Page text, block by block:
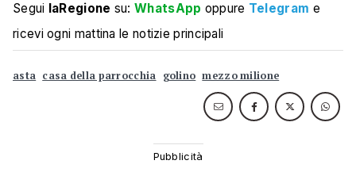
Segui laRegione su:WhatsApp oppure Telegram e
ricevi ogni mattina le notizie principali
asta casa della parrocchia golino mezzo milione